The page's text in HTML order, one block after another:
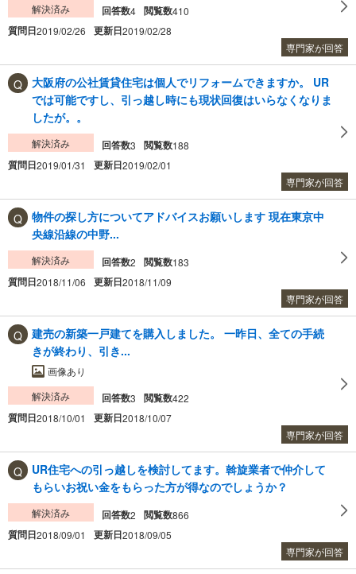
解決済み 回答数4 閲覧数410
質問日2019/02/26 更新日2019/02/28
専門家が回答
大阪府の公社賃貸住宅は個人でリフォームできますか。 UR
では可能ですし、引っ越し時にも現状回復はいらなくなりま
したが。。
解決済み 回答数3 閲覧数188
質問日2019/01/31 更新日2019/02/01
専門家が回答
物件の探し方についてアドバイスお願いします 現在東京中
央線沿線の中野...
解決済み 回答数2 閲覧数183
質問日2018/11/06 更新日2018/11/09
専門家が回答
建売の新築一戸建てを購入しました。 一昨日、全ての手続
きが終わり、引き...
画像あり
解決済み
回答数3 閲覧数422
質問日2018/10/01 更新日2018/10/07
専門家が回答
UR住宅への引っ越しを検討してます。斡旋業者で仲介して
もらいお祝い金をもらった方が得なのでしょうか？
解決済み 回答数2 閲覧数866
質問日2018/09/01 更新日2018/09/05
専門家が回答